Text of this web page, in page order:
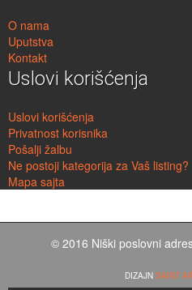
O nama
Uputstva
Kontakt
Uslovi korišćenja
Uslovi korišćenja
Privatnost korisnika
Pošalji žalbu
Ne postoji kategorija za Vaš listing?
Mapa sajta
© 2016 Niški poslovni
DIZAJN SAINT